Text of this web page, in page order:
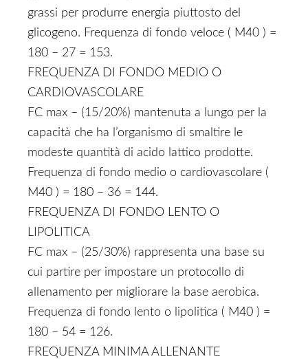
grassi per produrre energia piuttosto del
glicogeno. Frequenza di fondo veloce ( M40 ) =
180 – 27 = 153.
FREQUENZA DI FONDO MEDIO O
CARDIOVASCOLARE
FC max – (15/20%) mantenuta a lungo per la
capacità che ha l’organismo di smaltire le
modeste quantità di acido lattico prodotte.
Frequenza di fondo medio o cardiovascolare (
M40 ) = 180 – 36 = 144.
FREQUENZA DI FONDO LENTO O
LIPOLITICA
FC max – (25/30%) rappresenta una base su
cui partire per impostare un protocollo di
allenamento per migliorare la base aerobica.
Frequenza di fondo lento o lipolitica ( M40 ) =
180 – 54 = 126.
FREQUENZA MINIMA ALLENANTE